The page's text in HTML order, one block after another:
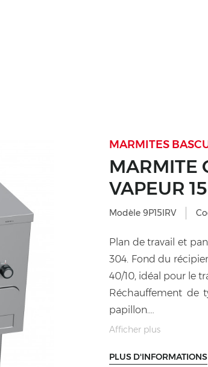
MARMITES
MARMITE
VAPEUR
Modèle 9P15IRV
Plan de travail et
304. Fond du
40/10, idéal pour le
Réchauffement de
papillon.
Robinets de
lavage du récipient.
Afficher plus
PLUS D'INFORMATIONS